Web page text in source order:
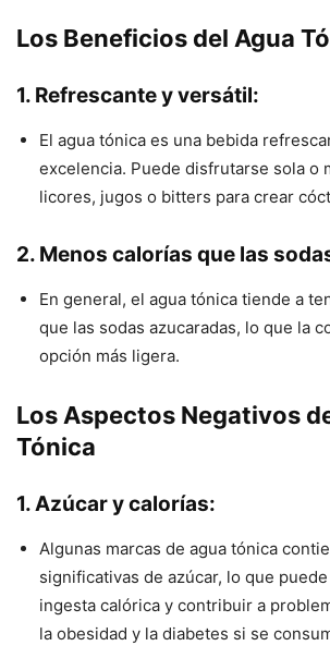
Los Beneficios del Agua
1. Refrescante y versátil:
El agua tónica es una bebida
excelencia. Puede disfrutarse sola o
licores, jugos o bitters para crear
2. Menos calorías que las
En general, el agua tónica tiende a
que las sodas azucaradas, lo que la
opción más ligera.
Los Aspectos Negativos
Tónica
1. Azúcar y calorías:
Algunas marcas de agua tónica
significativas de azúcar, lo que
ingesta calórica y contribuir a
la obesidad y la diabetes si se